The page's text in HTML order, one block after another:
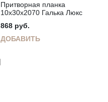
Притворная планка
10х30х2070 Галька Люкс
868 руб.
ДОБАВИТЬ